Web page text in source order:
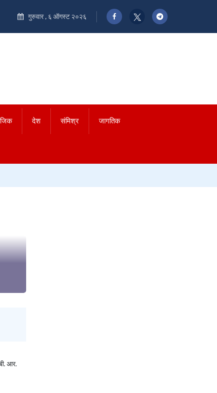
गुरुवार , ६ ऑगस्ट २०२६
देश संमिश्र जागतिक
आर.